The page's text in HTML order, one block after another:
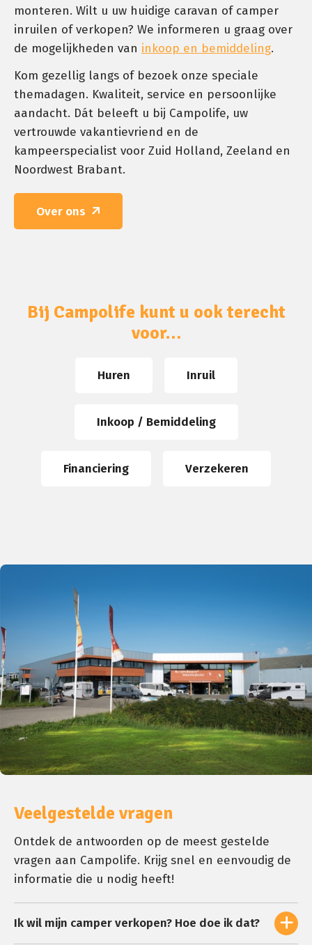
monteren. Wilt u uw huidige caravan of camper
inruilen of verkopen? We informeren u graag over
de mogelijkheden van inkoop en bemiddeling.
Kom gezellig langs of bezoek onze speciale
themadagen. Kwaliteit, service en persoonlijke
aandacht. Dát beleeft u bij Campolife, uw
vertrouwde vakantievriend en de
kampeerspecialist voor Zuid Holland, Zeeland en
Noordwest Brabant.
Over ons
Bij Campolife kunt u ook terecht
voor…
Huren Inruil
Inkoop / Bemiddeling
Financiering Verzekeren
Veelgestelde vragen
Ontdek de antwoorden op de meest gestelde
vragen aan Campolife. Krijg snel en eenvoudig de
informatie die u nodig heeft!
Ik wil mijn camper verkopen? Hoe doe ik dat?